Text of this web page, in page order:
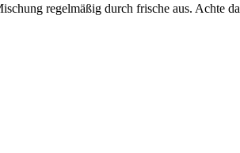
regelmäßig durch frische aus. Achte